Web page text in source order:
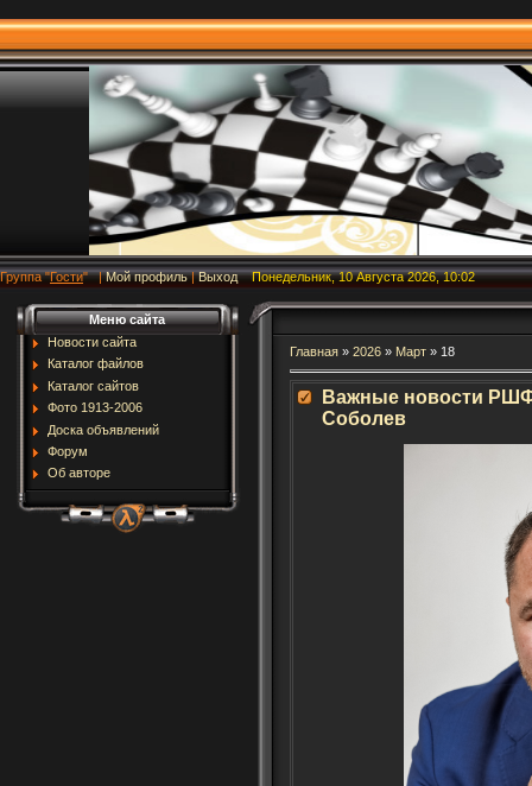
Группа"Гости" |Мой профиль |Выход Понедельник, 10 Августа 2026, 10:02
Меню сайта
Новости сайта
Каталог файлов
Каталог сайтов
Фото 1913-2006
Доска объявлений
Форум
Об авторе
Главная » 2026 » Март » 18
Важные новости
Соболев